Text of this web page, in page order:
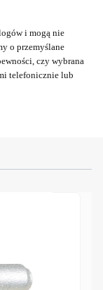
i mogą nie
o przemyślane
czy wybrana
telefonicznie lub